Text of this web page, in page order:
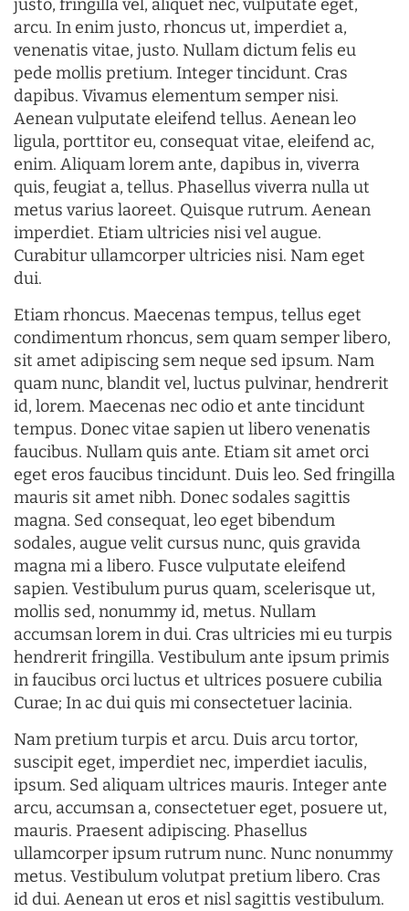
justo, fringilla vel, aliquet nec, vulputate eget,
arcu. In enim justo, rhoncus ut, imperdiet a,
venenatis vitae, justo. Nullam dictum felis eu
pede mollis pretium. Integer tincidunt. Cras
dapibus. Vivamus elementum semper nisi.
Aenean vulputate eleifend tellus. Aenean leo
ligula, porttitor eu, consequat vitae, eleifend ac,
enim. Aliquam lorem ante, dapibus in, viverra
quis, feugiat a, tellus. Phasellus viverra nulla ut
metus varius laoreet. Quisque rutrum. Aenean
imperdiet. Etiam ultricies nisi vel augue.
Curabitur ullamcorper ultricies nisi. Nam eget
dui.
Etiam rhoncus. Maecenas tempus, tellus eget
condimentum rhoncus, sem quam semper libero,
sit amet adipiscing sem neque sed ipsum. Nam
quam nunc, blandit vel, luctus pulvinar, hendrerit
id, lorem. Maecenas nec odio et ante tincidunt
tempus. Donec vitae sapien ut libero venenatis
faucibus. Nullam quis ante. Etiam sit amet orci
eget eros faucibus tincidunt. Duis leo. Sed fringilla
mauris sit amet nibh. Donec sodales sagittis
magna. Sed consequat, leo eget bibendum
sodales, augue velit cursus nunc, quis gravida
magna mi a libero. Fusce vulputate eleifend
sapien. Vestibulum purus quam, scelerisque ut,
mollis sed, nonummy id, metus. Nullam
accumsan lorem in dui. Cras ultricies mi eu turpis
hendrerit fringilla. Vestibulum ante ipsum primis
in faucibus orci luctus et ultrices posuere cubilia
Curae; In ac dui quis mi consectetuer lacinia.
Nam pretium turpis et arcu. Duis arcu tortor,
suscipit eget, imperdiet nec, imperdiet iaculis,
ipsum. Sed aliquam ultrices mauris. Integer ante
arcu, accumsan a, consectetuer eget, posuere ut,
mauris. Praesent adipiscing. Phasellus
ullamcorper ipsum rutrum nunc. Nunc nonummy
metus. Vestibulum volutpat pretium libero. Cras
id dui. Aenean ut eros et nisl sagittis vestibulum.